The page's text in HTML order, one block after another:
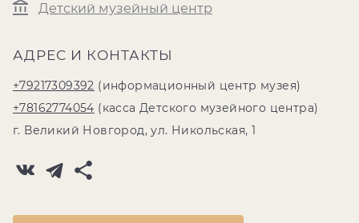
Детский музейный центр
АДРЕС И КОНТАКТЫ
+79217309392 (информационный центр музея)
+78162774054 (касса Детского музейного центра)
г. Великий Новгород, ул. Никольская, 1